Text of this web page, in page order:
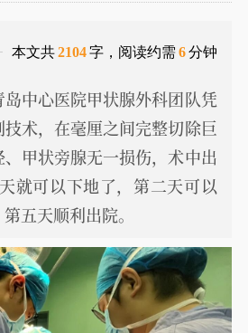
本文共2104字，阅读约需 6分钟
中心医院甲状腺外科团队凭
术，在毫厘之间完整切除巨
甲状旁腺无一损伤，术中出
就可以下地了，第二天可以
五天顺利出院。